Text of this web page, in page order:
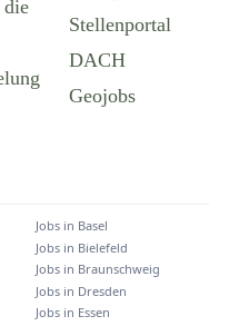
Jobs in Basel
Jobs in Bielefeld
Jobs in Braunschweig
Jobs in Dresden
Jobs in Essen